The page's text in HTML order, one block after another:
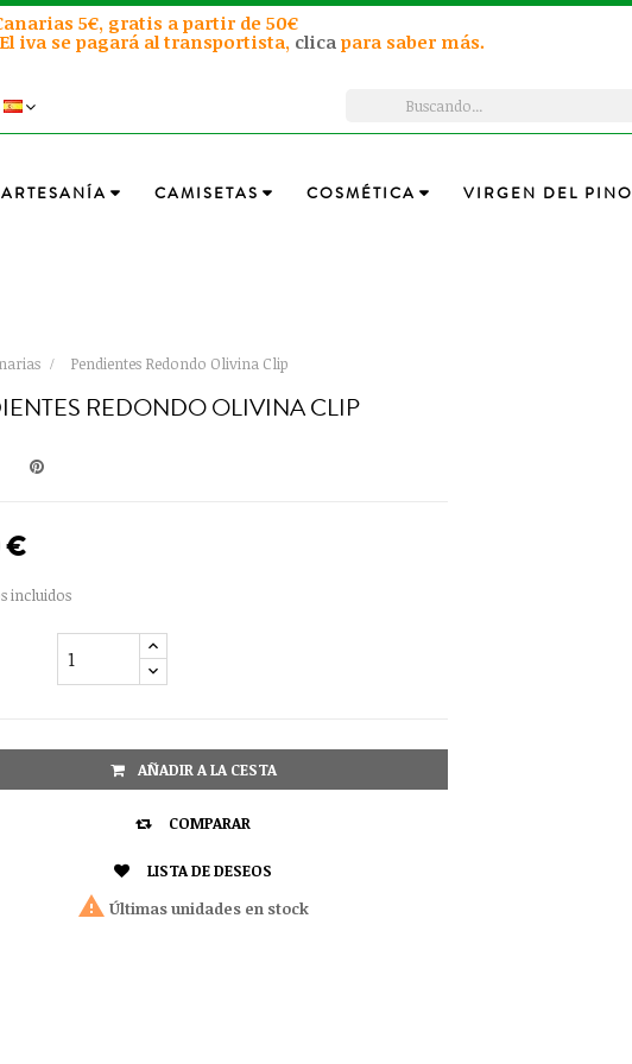
5€, gratis a partir de 50€
iva se pagará al transportista, clica para saber más.
ARTESANÍA CAMISETAS COSMÉTICA VIRGEN DEL PINO
Pendientes Redondo Olivina Clip
REDONDO OLIVINA CLIP
€
incluidos
AÑADIR A LA CESTA
 COMPARAR
 LISTA DE DESEOS
 Últimas unidades en stock